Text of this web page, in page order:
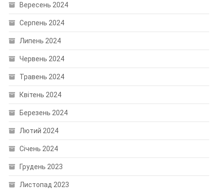
Вересень 2024
Серпень 2024
Липень 2024
Червень 2024
Травень 2024
Квітень 2024
Березень 2024
Лютий 2024
Січень 2024
Грудень 2023
Листопад 2023